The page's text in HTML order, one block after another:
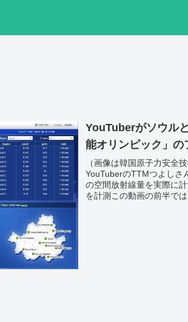
YouTuberがソウル
能オリンピック」
（画像は韓国原子力安全
YouTuberのTTMつよしさ
の空間放射線量を実際に
を計測この動画の前半で